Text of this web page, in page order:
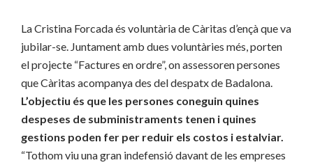
La Cristina Forcada és voluntària de Càritas d’ençà que va
jubilar-se. Juntament amb dues voluntàries més, porten
el projecte “Factures en ordre”, on assessoren persones
que Càritas acompanya des del despatx de Badalona.
L’objectiu és que les persones coneguin quines
despeses de subministraments tenen i quines
gestions poden fer per reduir els costos i estalviar.
“Tothom viu una gran indefensió davant de les empreses